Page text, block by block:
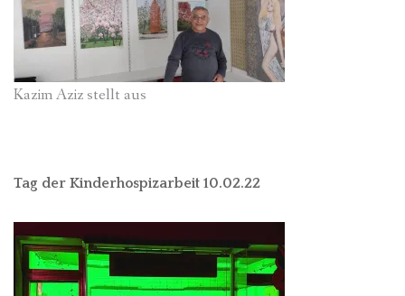
Kazim Aziz stellt aus
Tag der Kinderhospizarbeit 10.02.22